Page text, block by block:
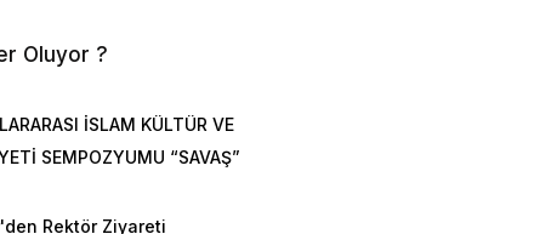
Bu çatışmalarda
ve bazı bölgelerde
yaşanmış; evler ve
devlet-dışı silahlı
Oluyor ?
İSLAM KÜLTÜR VE
SEMPOZYUMU “SAVAŞ”
Rektör Ziyareti